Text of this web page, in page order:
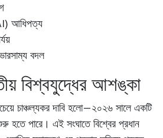
আধিপত্য
বদল
বিশ্বযুদ্ধের আশঙ্কা
চাঞ্চল্যকর দাবি হলো—২০২৬ সালে একটি
হতে পারে। এই সংঘাতে বিশ্বের প্রধান